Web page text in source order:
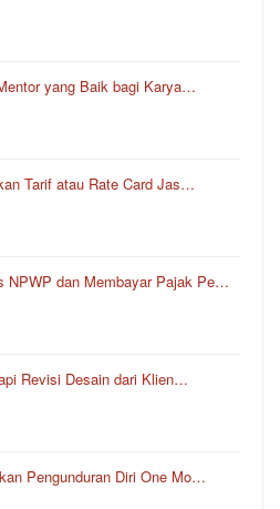
yang Baik bagi Karya…
Tarif atau Rate Card Jas…
NPWP dan Membayar Pajak Pe…
Revisi Desain dari Klien…
Pengunduran Diri One Mo…